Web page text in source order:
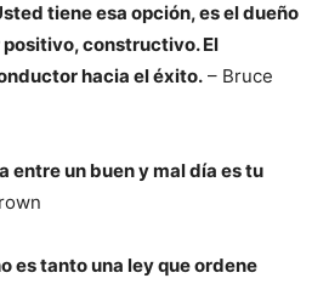
tiene esa opción, es el dueño
constructivo. El
hacia el éxito. – Bruce
entre un buen y mal día es tu
es tanto una ley que ordene